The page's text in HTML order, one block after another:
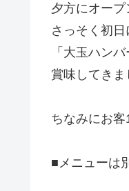
夕方にオー
さっそく初日
「大玉ハン
賞味してきま
ちなみにお客
■メニューは